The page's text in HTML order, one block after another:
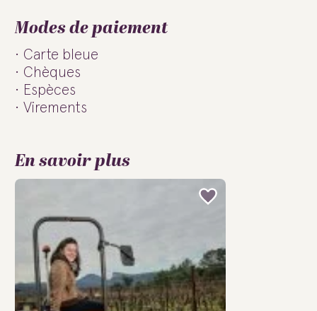
Modes de paiement
Carte bleue
Chèques
Espèces
Virements
En savoir plus